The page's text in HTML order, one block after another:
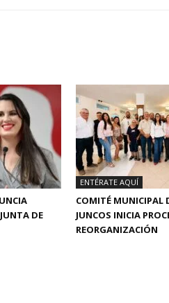
DE
ENTÉRATE AQUÍ
COMITÉ MUNICIPAL
JUNCOS INICIA
REORGANIZACIÓN